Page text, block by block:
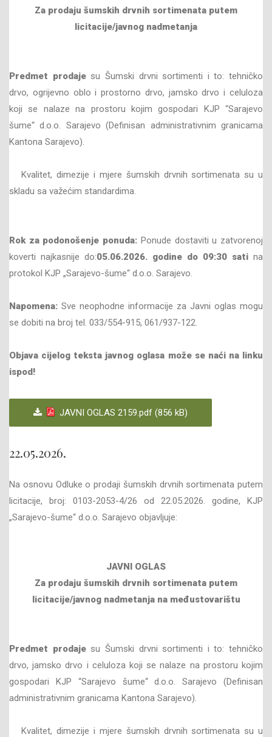
Za prodaju šumskih drvnih sortimenata putem
licitacije/javnog nadmetanja
Predmet prodajesu Šumski drvni sortimenti i to: tehničko
drvo, ogrijevno oblo i prostorno drvo, jamsko drvo i celuloza
koji se nalaze na prostoru kojim gospodari KJP “Sarajevo
šume“ d.o.o. Sarajevo (Definisan administrativnim granicama
Kantona Sarajevo).
Kvalitet, dimezije i mjere šumskih drvnih sortimenata su u
skladu sa važećim standardima.
Rok za podonošenje ponuda: Ponude dostaviti u zatvorenoj
koverti najkasnije do:05.06.2026. godine do 09:30 sati na
protokol KJP „Sarajevo-šume“ d.o.o. Sarajevo.
Napomena: Sve neophodne informacije za Javni oglas mogu
se dobiti na broj tel. 033/554-915, 061/937-122.
Objava cijelog teksta javnog oglasa može se naći na linku
ispod!
JAVNI OGLAS 2159.pdf (856 kB)
22.05.2026.
Na osnovu Odluke o prodaji šumskih drvnih sortimenata putem
licitacije, broj: 0103-2053-4/26 od 22.05.2026. godine, KJP
„Sarajevo-šume“ d.o.o. Sarajevo objavljuje:
JAVNI OGLAS
Za prodaju šumskih drvnih sortimenata putem
licitacije/javnog nadmetanja na međustovarištu
Predmet prodajesu Šumski drvni sortimenti i to: tehničko
drvo, jamsko drvo i celuloza koji se nalaze na prostoru kojim
gospodari KJP “Sarajevo šume“ d.o.o. Sarajevo (Definisan
administrativnim granicama Kantona Sarajevo).
Kvalitet, dimezije i mjere šumskih drvnih sortimenata su u